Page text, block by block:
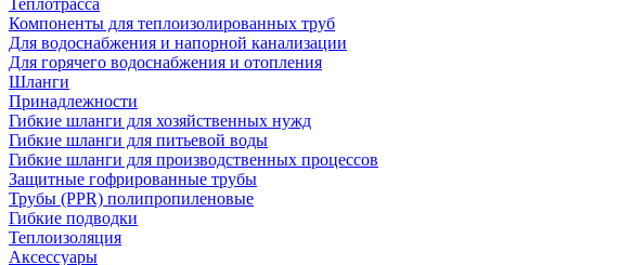
Теплотрасса
Компоненты для теплоизолированных труб
Для водоснабжения и напорной канализации
Для горячего водоснабжения и отопления
Шланги
Принадлежности
Гибкие шланги для хозяйственных нужд
Гибкие шланги для питьевой воды
Гибкие шланги для производственных процессов
Защитные гофрированные трубы
Трубы (РРR) полипропиленовые
Гибкие подводки
Теплоизоляция
Аксессуары